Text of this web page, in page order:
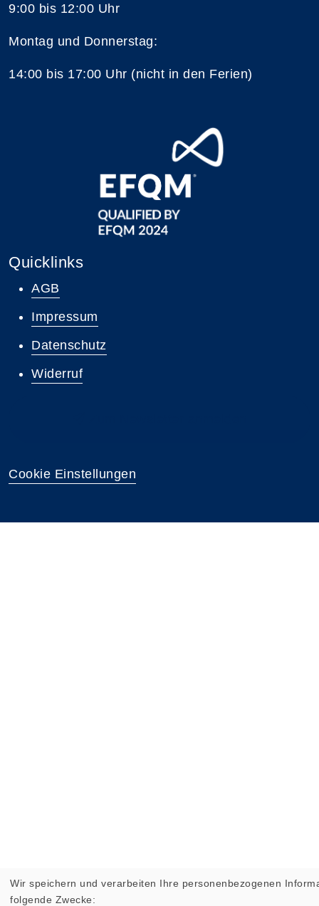
9:00 bis 12:00 Uhr
Montag und Donnerstag:
14:00 bis 17:00 Uhr (nicht in den Ferien)
Quicklinks
AGB
Impressum
Datenschutz
Widerruf
Cookie Einstellungen
Wir speichern und verarbeiten Ihre personenbezogenen
folgende Zwecke: